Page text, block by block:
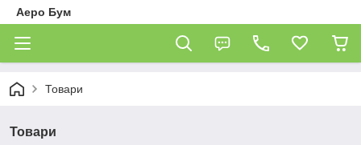
Аеро Бум
Товари
Товари